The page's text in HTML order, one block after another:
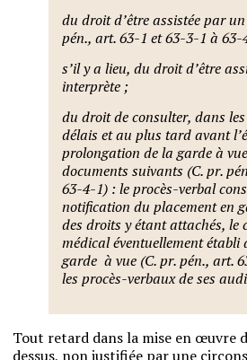
du droit d’être assistée par
pén., art. 63-1 et 63-3-1 à 63-
s’il y a lieu, du droit d’être
interprète ;
du droit de consulter, dans
délais et au plus tard avant
prolongation de la garde à
documents suivants (C. pr.
63-4-1) : le procès-verbal
notification du placement en
des droits y étant attachés, le
médical éventuellement
garde à vue (C. pr. pén., art.
les procès-verbaux de ses
Tout retard dans la mise en œuvre
dessus, non justifiée par une